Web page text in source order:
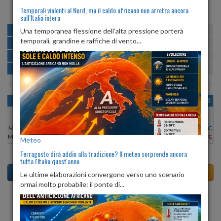
MATTINA min:25º max:30º U:
POMERIGGIO min:31º max:32º
SERA min:28º max:31º U:66% 72%
NOTTE min: 26º max:28º U:66%
OGGI
Min:
29°C
Max:30°C
SAB 08
Min:
Max:31°C
DOM 09
Min:31°C
Max:32°C
LUN 10
Min:
30°C
Max:30°C
MAR 11
Max:31°C
MER 12
Min:30°C
Max:31°C
GIO 13
29°C
Max:30°C
Previsioni del Tempo a Torre del Greco di dopodomani
Temporali violenti al Nord, ma il caldo africano non arretra ancora
sull’Italia intera
Una temporanea flessione dell’alta pressione porterà
temporali, grandine e raffiche di vento...
Meteo
Ferragosto dirà addio alla tradizione? Il meteo sorprende ancora
tutta l'Italia quest'anno
Le ultime elaborazioni convergono verso uno scenario
ormai molto probabile: il ponte di...